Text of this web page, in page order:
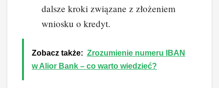
dalsze kroki związane z złożeniem
wniosku o kredyt.
Zobacz także: Zrozumienie numeru IBAN
w Alior Bank – co warto wiedzieć?